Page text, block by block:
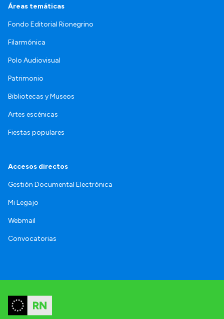
Áreas temáticas
Fondo Editorial Rionegrino
Filarmónica
Polo Audiovisual
Patrimonio
Bibliotecas y Museos
Artes escénicas
Fiestas populares
Accesos directos
Gestión Documental Electrónica
Mi Legajo
Webmail
Convocatorias